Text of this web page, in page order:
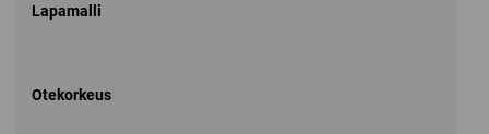
Lapamalli
Otekorkeus